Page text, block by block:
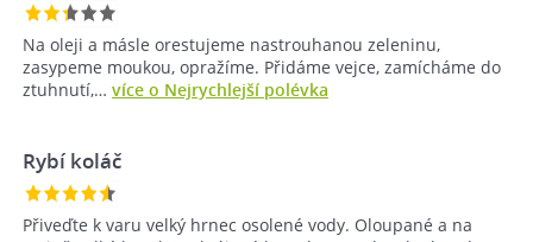
Na oleji a másle orestujeme nastrouhanou zeleninu,
zasypeme moukou, opražíme. Přidáme vejce, zamícháme do
ztuhnutí,… více o Nejrychlejší polévka
Rybí koláč
Přiveďte k varu velký hrnec osolené vody. Oloupané a na